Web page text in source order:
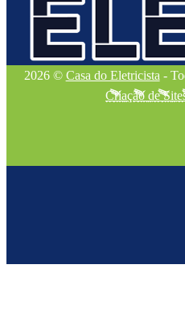
2026 © Casa do Eletricista -
Criação de